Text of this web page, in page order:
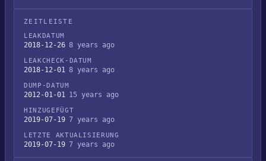
ZEITLEISTE
LEAKDATUM
2018-12-26 8 years ago
LEAKCHECK-DATUM
2018-12-01 8 years ago
DUMP-DATUM
2012-01-01 15 years ago
HINZUGEFÜGT
2019-07-19 7 years ago
LETZTE AKTUALISIERUNG
2019-07-19 7 years ago